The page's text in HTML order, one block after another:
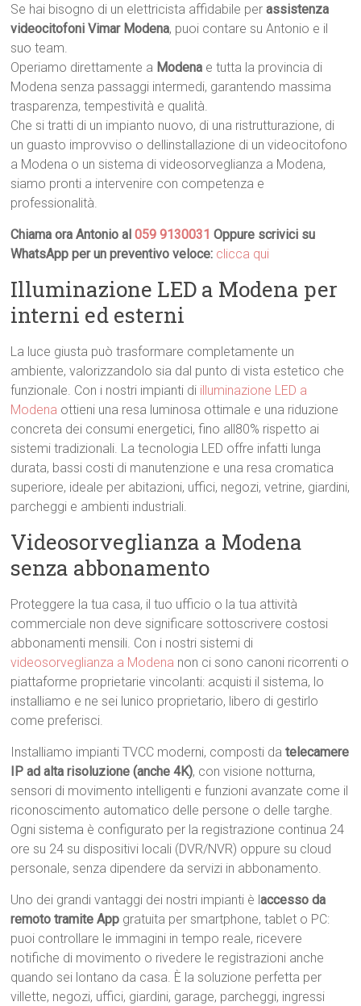
Se hai bisogno di un elettricista affidabile perassistenza
videocitofoni Vimar Modena, puoi contare su Antonio e il
suo team.
Operiamo direttamente a Modena e tutta la provincia di
Modena senza passaggi intermedi, garantendo massima
trasparenza, tempestività e qualità.
Che si tratti di un impianto nuovo, di una ristrutturazione, di
un guasto improvviso o dellinstallazione di un videocitofono
a Modena o un sistema di videosorveglianza a Modena,
siamo pronti a intervenire con competenza e
professionalità.
Chiama ora Antonio al059 9130031 Oppure scrivici su
WhatsApp per un preventivo veloce: clicca qui
Illuminazione LED a Modena per
interni ed esterni
La luce giusta può trasformare completamente un
ambiente, valorizzandolo sia dal punto di vista estetico che
funzionale. Con i nostri impianti di illuminazione LED a
Modena ottieni una resa luminosa ottimale e una riduzione
concreta dei consumi energetici, fino all80% rispetto ai
sistemi tradizionali. La tecnologia LED offre infatti lunga
durata, bassi costi di manutenzione e una resa cromatica
superiore, ideale per abitazioni, uffici, negozi, vetrine, giardini,
parcheggi e ambienti industriali.
Videosorveglianza a Modena
senza abbonamento
Proteggere la tua casa, il tuo ufficio o la tua attività
commerciale non deve significare sottoscrivere costosi
abbonamenti mensili. Con i nostri sistemi di
videosorveglianza a Modena non ci sono canoni ricorrenti o
piattaforme proprietarie vincolanti: acquisti il sistema, lo
installiamo e ne sei lunico proprietario, libero di gestirlo
come preferisci.
Installiamo impianti TVCC moderni, composti datelecamere
IP ad alta risoluzione (anche 4K), con visione notturna,
sensori di movimento intelligenti e funzioni avanzate come il
riconoscimento automatico delle persone o delle targhe.
Ogni sistema è configurato per la registrazione continua 24
ore su 24 su dispositivi locali (DVR/NVR) oppure su cloud
personale, senza dipendere da servizi in abbonamento.
Uno dei grandi vantaggi dei nostri impianti è laccesso da
remoto tramite App gratuita per smartphone, tablet o PC:
puoi controllare le immagini in tempo reale, ricevere
notifiche di movimento o rivedere le registrazioni anche
quando sei lontano da casa. È la soluzione perfetta per
villette, negozi, uffici, giardini, garage, parcheggi, ingressi